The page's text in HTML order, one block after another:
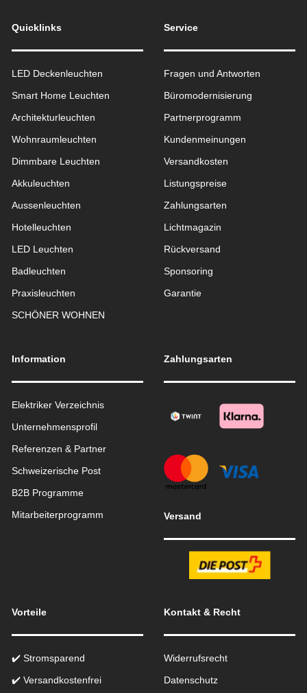
Quicklinks
LED Deckenleuchten
Smart Home Leuchten
Architekturleuchten
Wohnraum­leuchten
Dimmbare Leuchten
Akkuleuchten
Aussen­leuchten
Hotelleuchten
LED Leuchten
Badleuchten
Praxisleuchten
SCHÖNER WOHNEN
Service
Fragen und Antworten
Büromodernisierung
Partnerprogramm
Kundenmeinungen
Versandkosten
Listungspreise
Zahlungsarten
Lichtmagazin
Rückversand
Sponsoring
Garantie
Information
Elektriker Verzeichnis
Unternehmensprofil
Referenzen & Partner
Schweizerische Post
B2B Programme
Mitarbeiterprogramm
Zahlungsarten
Versand
Vorteile
✔️ Stromsparend
✔️ Versandkostenfrei
Kontakt & Recht
Widerrufsrecht
Datenschutz